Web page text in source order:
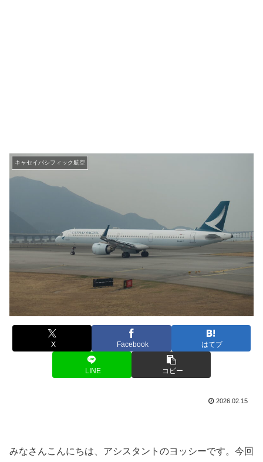
キャセイパシフィック航空
X Facebook はてブ
LINE コピー
2026.02.15
みなさんこんにちは、アシスタントのヨッシーです。今回